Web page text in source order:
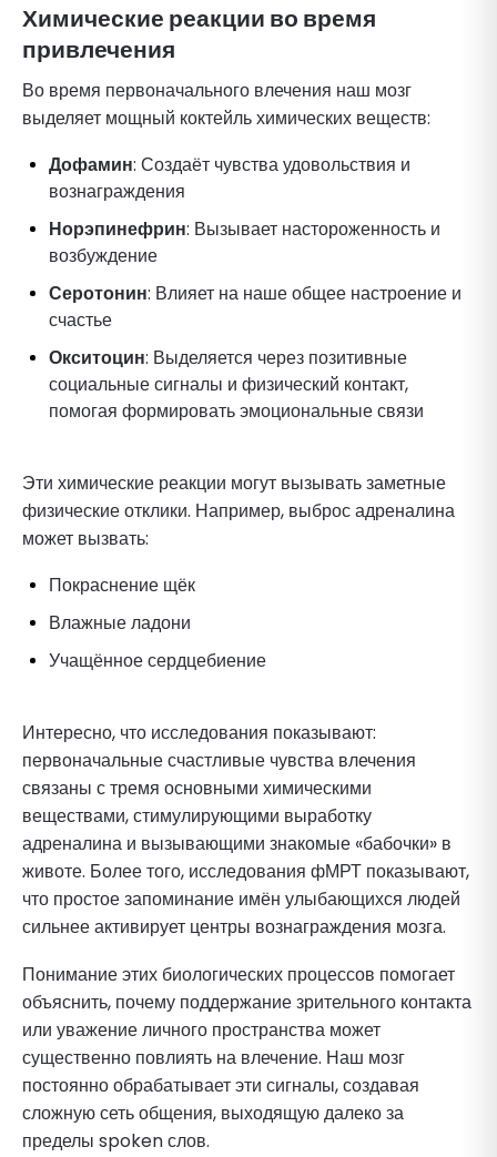
Химические реакции во время
привлечения
Во время первоначального влечения наш мозг
выделяет мощный коктейль химических веществ:
Дофамин: Создаёт чувства удовольствия и
вознаграждения
Норэпинефрин: Вызывает настороженность и
возбуждение
Серотонин: Влияет на наше общее настроение и
счастье
Окситоцин: Выделяется через позитивные
социальные сигналы и физический контакт,
помогая формировать эмоциональные связи
Эти химические реакции могут вызывать заметные
физические отклики. Например, выброс адреналина
может вызвать:
Покраснение щёк
Влажные ладони
Учащённое сердцебиение
Интересно, что исследования показывают:
первоначальные счастливые чувства влечения
связаны с тремя основными химическими
веществами, стимулирующими выработку
адреналина и вызывающими знакомые «бабочки» в
животе. Более того, исследования фМРТ показывают,
что простое запоминание имён улыбающихся людей
сильнее активирует центры вознаграждения мозга.
Понимание этих биологических процессов помогает
объяснить, почему поддержание зрительного контакта
или уважение личного пространства может
существенно повлиять на влечение. Наш мозг
постоянно обрабатывает эти сигналы, создавая
сложную сеть общения, выходящую далеко за
пределы spoken слов.